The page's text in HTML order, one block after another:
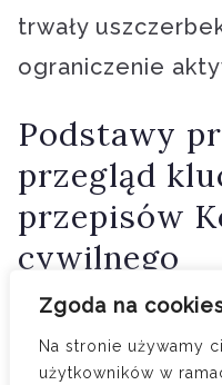
Zgoda na
Na stronie używamy
użytkowników w
trwały
ograniczenie
Podstawy
przegląd
przepisów
cywilnego
Dla pełnego
dochodzenia